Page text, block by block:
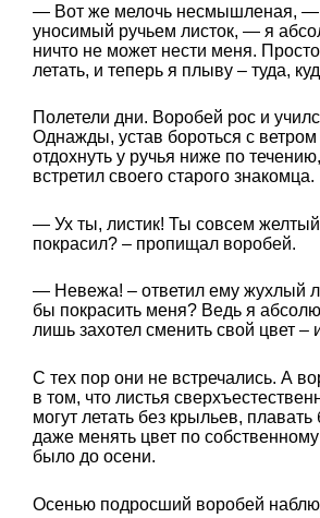
— Вот же мелочь несмышленая, —
уносимый ручьем листок, — я
ничто не может нести меня.
летать, и теперь я плыву – туда,
Полетели дни. Воробей рос и
Однажды, устав бороться с ветром
отдохнуть у ручья ниже по
встретил своего старого знакомца.
— Ух ты, листик! Ты совсем
покрасил? – пропищал воробей.
— Невежа! – ответил ему жухлый
бы покрасить меня? Ведь я
лишь захотел сменить свой цвет –
С тех пор они не встречались. А
в том, что листья
могут летать без крыльев,
даже менять цвет по
было до осени.
Осенью подросший воробей